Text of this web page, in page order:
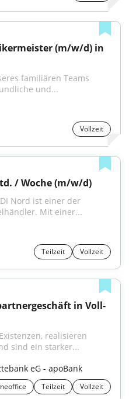
familiären Teams
und...
Vollzeit
/ Woche (m/w/d)
Nord ist einer der
Mit einer...
Teilzeit Vollzeit
in Voll-
realisieren
sind ein starker...
eG - apoBank
Teilzeit Vollzeit